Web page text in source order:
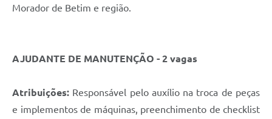
Morador de Betim e região.
AJUDANTE DE MANUTENÇÃO - 2 vagas
Atribuições: Responsável pelo auxílio na troca de peças
e implementos de máquinas, preenchimento de checklist